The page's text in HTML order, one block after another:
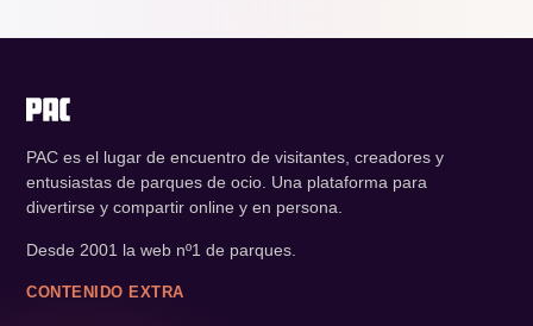
PAC es el lugar de encuentro de visitantes, creadores y
entusiastas de parques de ocio. Una plataforma para
divertirse y compartir online y en persona.
Desde 2001 la web nº1 de parques.
CONTENIDO EXTRA